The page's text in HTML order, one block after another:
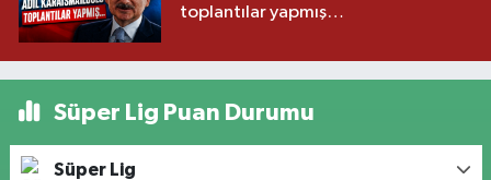
toplantılar yapmış…
Süper Lig Puan Durumu
Süper Lig